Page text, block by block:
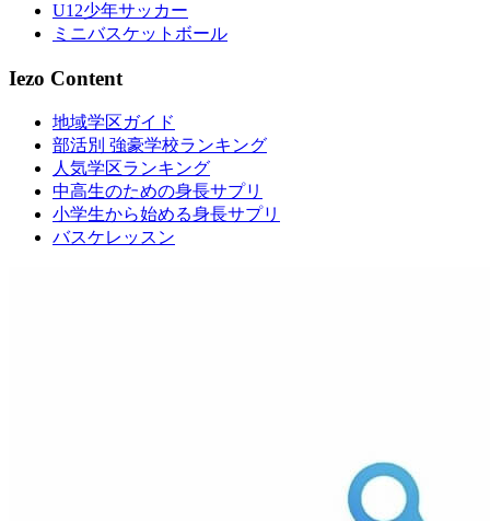
U12少年サッカー
ミニバスケットボール
Iezo Content
地域学区ガイド
部活別 強豪学校ランキング
人気学区ランキング
中高生のための身長サプリ
小学生から始める身長サプリ
バスケレッスン